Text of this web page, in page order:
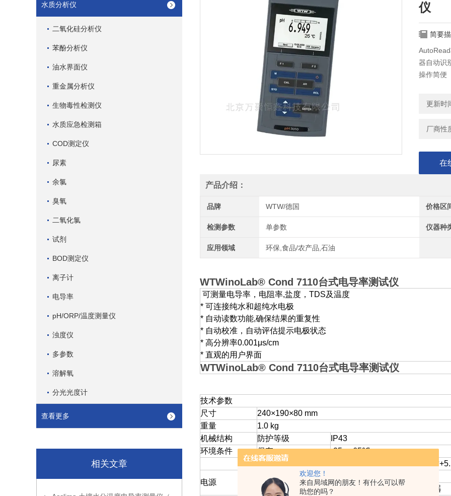
欢迎您！
来自局域网的朋友！有什么可以帮
助您的吗？
水质分析仪
二氧化硅分析仪
苯酚分析仪
油水界面仪
重金属分析仪
生物毒性检测仪
水质应急检测箱
COD测定仪
尿素
余氯
臭氧
二氧化氯
试剂
BOD测定仪
离子计
电导率
pH/ORP/温度测量仪
浊度仪
多参数
溶解氧
分光光度计
查看更多
相关文章
仪
简要描
器自动识
操作简便
息，一目
更新时
厂商性
在
产品介绍：
品牌 WTW/德国 价格区
检测参数 单参数 仪器种
应用领域 环保,食品/农产品,石油
WTWinoLab® Cond 7110台式电导率测试仪
可测量电导率，电阻率,盐度，TDS及温度
* 可连接纯水和超纯水电极
* 自动读数功能,确保结果的重复性
* 自动校准，自动评估提示电极状态
* 高分辨率0.001μs/cm
* 直观的用户界面
WTWinoLab® Cond 7110台式电导率测试仪
技术参数
尺寸
240×190×80 mm
重量
1.0 kg
机械结构
防护等级
IP43
环境条件
保存
-25...+65℃
操作
+5...+55℃，电源适配器工作时
电源 碱性电池
100-240VAC/9VDC电源适配器